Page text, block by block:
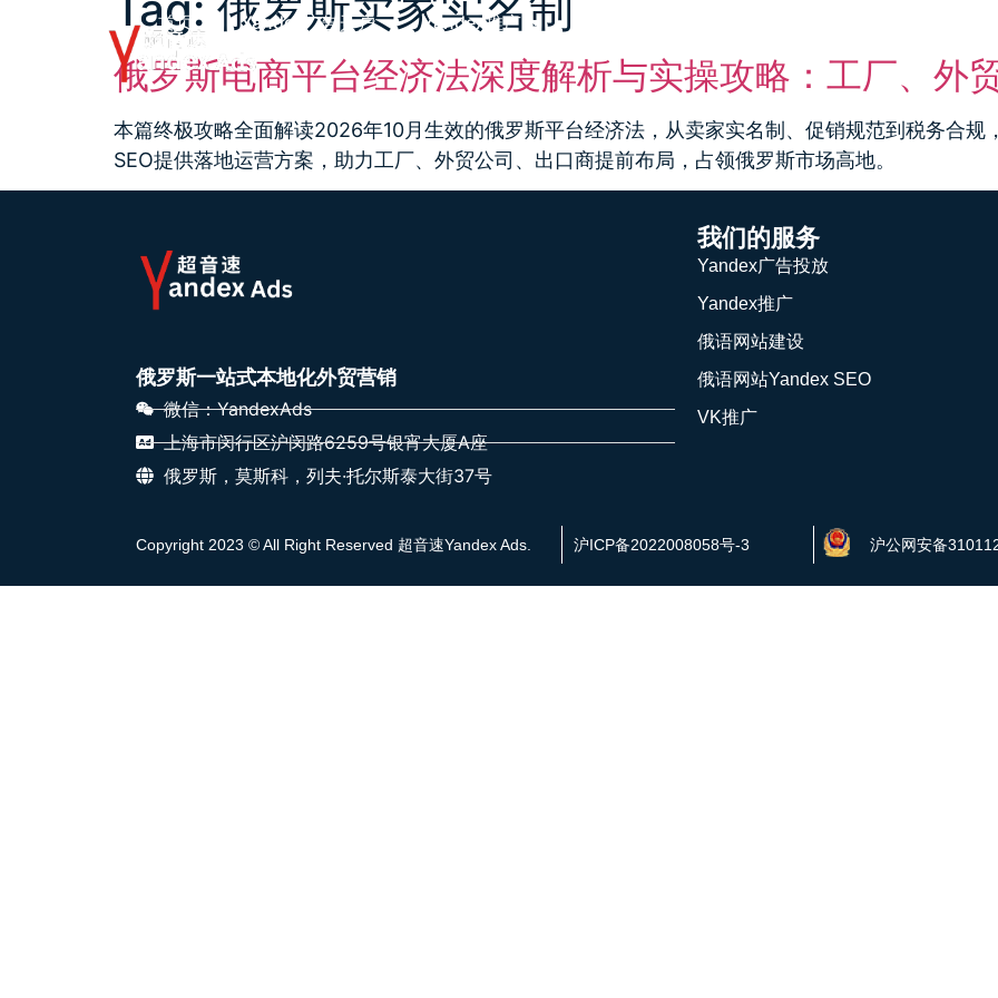
首页 Yandex广告开户 Yandex推广
俄罗斯电商平台经济法深度解析与实操攻略：工厂、外
本篇终极攻略全面解读2026年10月生效的俄罗斯平台经济法，从卖家实名制、促销规范到税务合
SEO提供落地运营方案，助力工厂、外贸公司、出口商提前布局，占领俄罗斯市场高地。
俄罗斯一站式本地化外贸营销
微信：YandexAds
上海市闵行区沪闵路6259号银宵大厦A座
俄罗斯，莫斯科，列夫·托尔斯泰大街37号
我们的服务
Yandex广告投放
Yandex推广
俄语网站建设
俄语网站Yandex SEO
VK推广
Copyright 2023 © All Right Reserved 超音速Yandex Ads. 沪ICP备2022008058号-3 沪公网安备